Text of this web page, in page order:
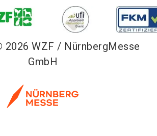
2026 WZF / NürnbergMesse
GmbH